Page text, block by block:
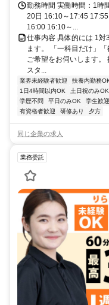
勤務時間 実働時間：1時
20日 16:10～17:45
16:00 16:10～...
仕事内容 具体的には 1対
ます。 「一科目だけ」
ご希望をお伺いします
スタ...
業界未経験者歓迎 扶養内勤務
1日4時間以内OK
土日祝のみOK
学歴不問
平日のみOK 学生歓迎
有資格者歓迎
研修あり 夕方
同じ企業の求人
業務委託